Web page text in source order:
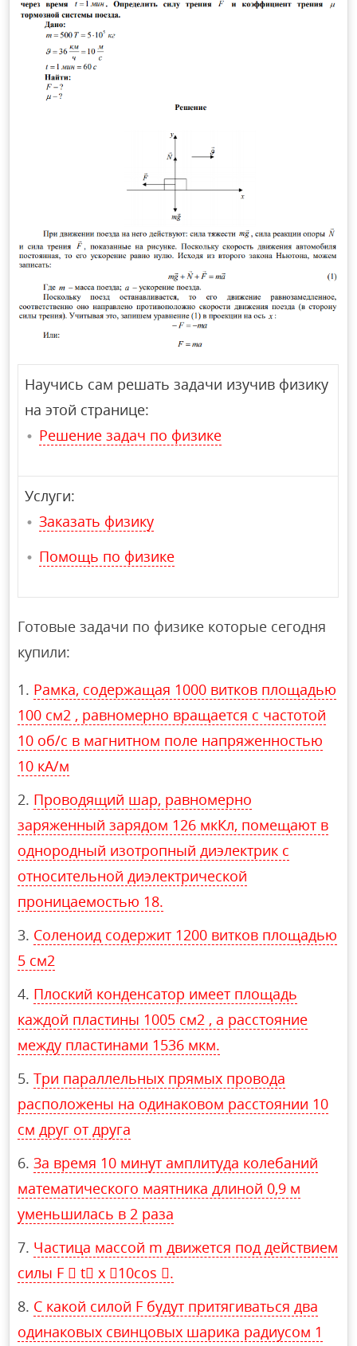
Научись сам решать задачи изучив физику
на этой странице:
Решение задач по физике
Услуги:
Заказать физику
Помощь по физике
Готовые задачи по физике которые сегодня
купили:
Рамка, содержащая 1000 витков площадью
100 см2 , равномерно вращается с частотой
10 об/с в магнитном поле напряженностью
10 кА/м
Проводящий шар, равномерно
заряженный зарядом 126 мкКл, помещают в
однородный изотропный диэлектрик с
относительной диэлектрической
проницаемостью 18.
Соленоид содержит 1200 витков площадью
5 см2
Плоский конденсатор имеет площадь
каждой пластины 1005 см2 , а расстояние
между пластинами 1536 мкм.
Три параллельных прямых провода
расположены на одинаковом расстоянии 10
см друг от друга
За время 10 минут амплитуда колебаний
математического маятника длиной 0,9 м
уменьшилась в 2 раза
Частица массой m движется под действием
силы F  t x 10cos .
С какой силой F будут притягиваться два
одинаковых свинцовых шарика радиусом 1